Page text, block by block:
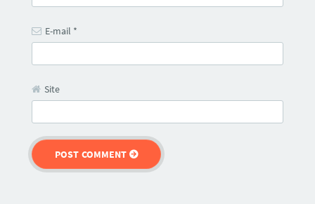
E-mail *
Site